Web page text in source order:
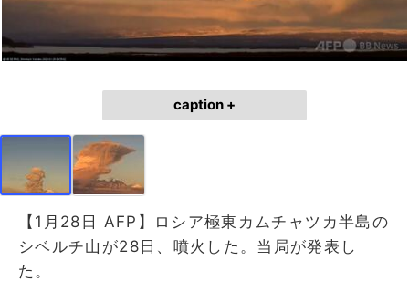
caption +
【1月28日 AFP】ロシア極東カムチャツカ半島の
シベルチ山が28日、噴火した。当局が発表し
た。